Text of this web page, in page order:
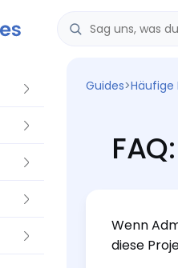
Guides>Häufige
Wenn
diese